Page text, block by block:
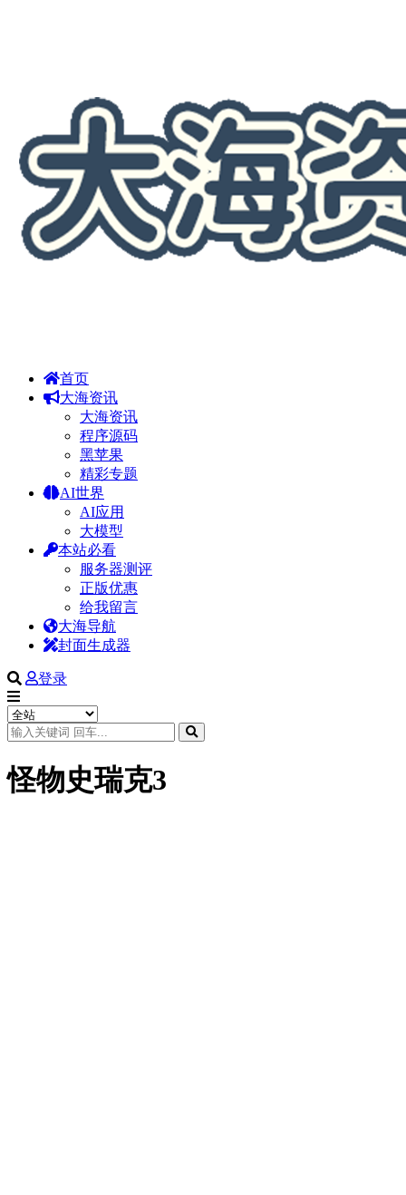
首页
大海资讯
大海资讯
程序源码
黑苹果
精彩专题
AI世界
AI应用
大模型
本站必看
服务器测评
正版优惠
给我留言
大海导航
封面生成器
登录
怪物史瑞克3